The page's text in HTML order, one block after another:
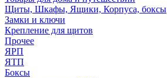
Щиты, Шкафы, Ящики, Корпуса, боксы
Замки и ключи
Крепление для щитов
Прочее
ЯРП
ЯТП
Боксы